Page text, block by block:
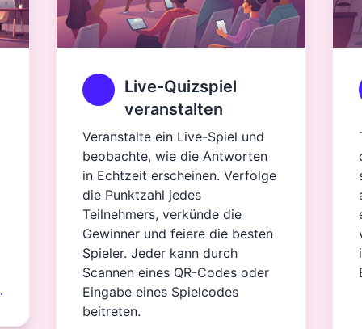
Live-Quizspiel
veranstalten
Veranstalte ein Live-Spiel und
beobachte, wie die Antworten
in Echtzeit erscheinen. Verfolge
die Punktzahl jedes
Teilnehmers, verkünde die
Gewinner und feiere die besten
Spieler. Jeder kann durch
Scannen eines QR-Codes oder
Eingabe eines Spielcodes
beitreten.